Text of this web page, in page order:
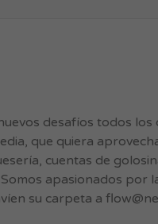
desafíos todos
que quiera
cuentas de
apasionados por
su carpeta a